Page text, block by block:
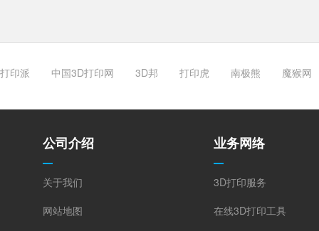
打印派 中国3D打印网 3D邦 打印虎 南极熊 魔猴网
公司介绍
关于我们
网站地图
业务网络
3D打印服务
在线3D打印工具